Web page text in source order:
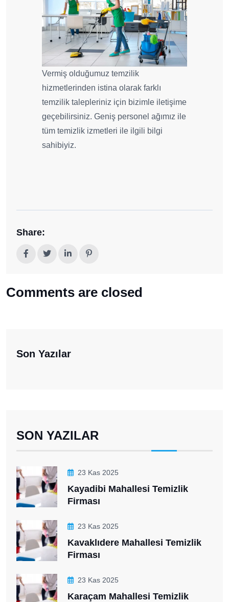
Vermiş olduğumuz temzilik
hizmetlerinden istina olarak farklı
temzilik talepleriniz için bizimle iletişime
geçebilirsiniz. Geniş personel ağımız ile
tüm temizlik izmetleri ile ilgili bilgi
sahibiyiz.
Share:
Comments are closed
Son Yazılar
SON YAZILAR
23 Kas 2025
Kayadibi Mahallesi Temizlik
Firması
23 Kas 2025
Kavaklıdere Mahallesi Temizlik
Firması
23 Kas 2025
Karaçam Mahallesi Temizlik